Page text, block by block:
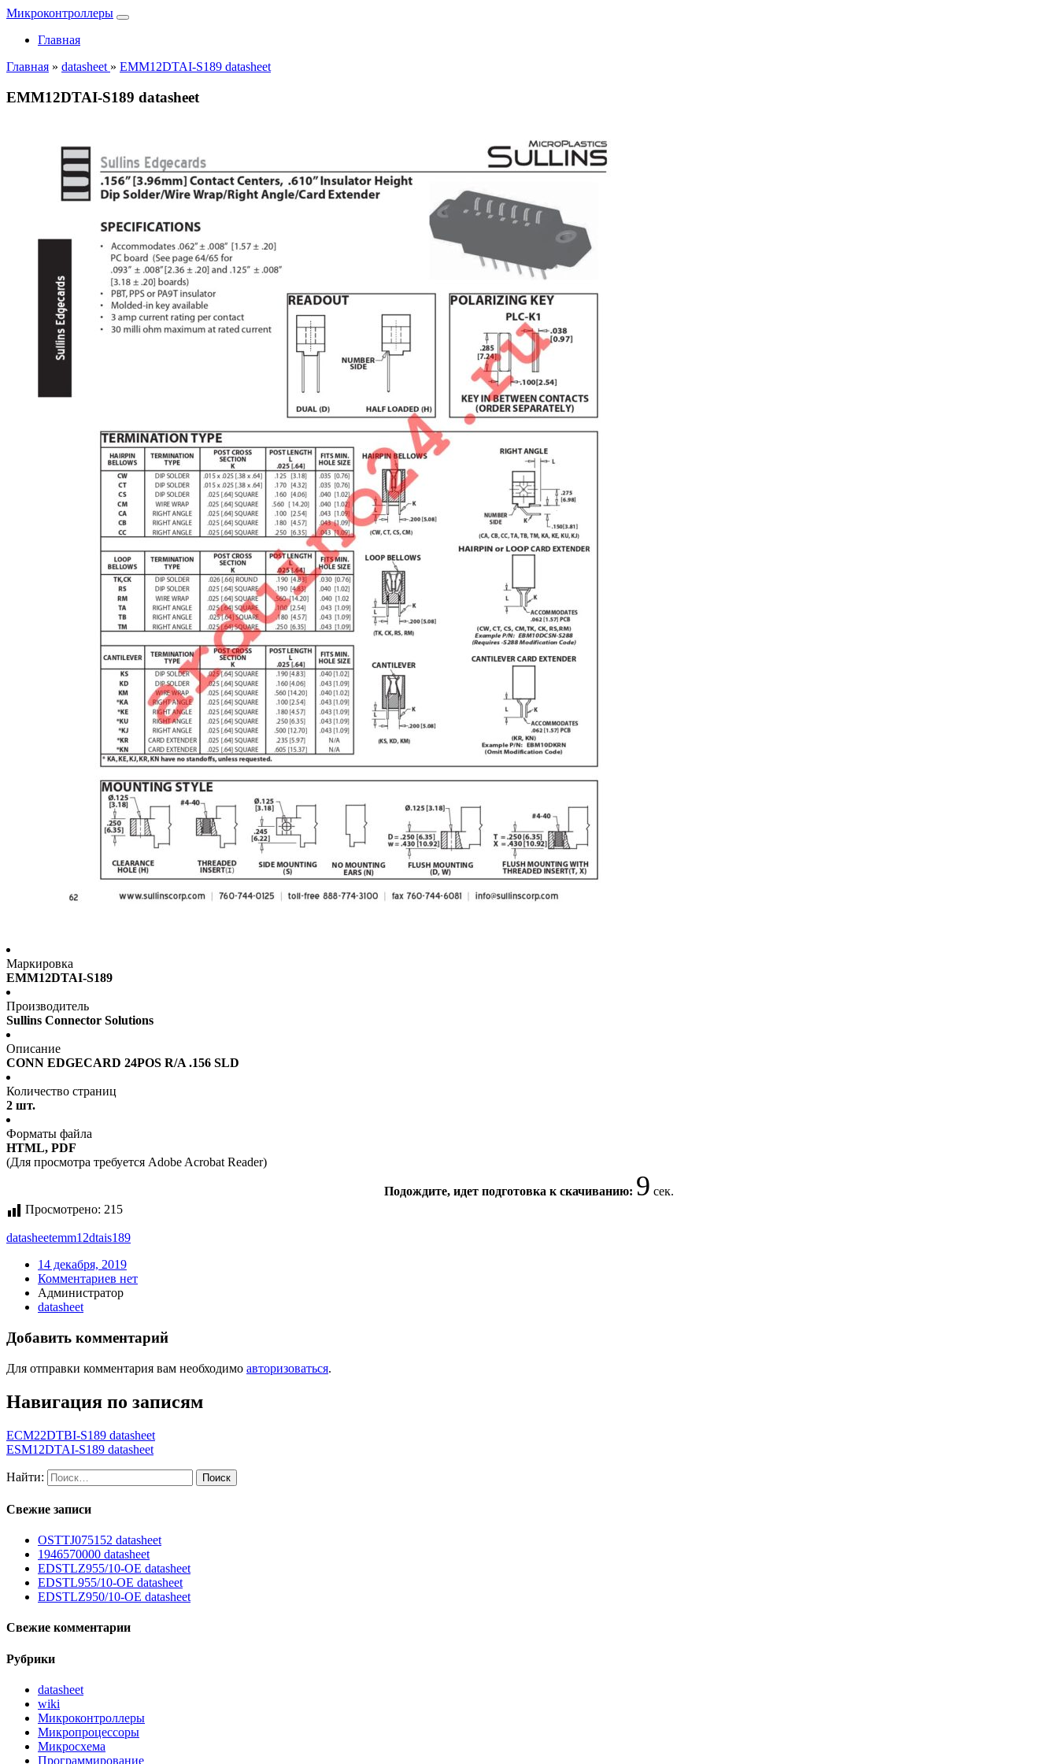
Микроконтроллеры
Главная
Главная » datasheet » EMM12DTAI-S189 datasheet
EMM12DTAI-S189 datasheet
Маркировка
EMM12DTAI-S189
Производитель
Sullins Connector Solutions
Описание
CONN EDGECARD 24POS R/A .156 SLD
Количество страниц
2 шт.
Форматы файла
HTML, PDF
(Для просмотра требуется Adobe Acrobat Reader)
Подождите, идет подготовка к скачиванию: 8 сек.
Просмотрено: 215
datasheetemm12dtais189
14 декабря, 2019
Комментариев нет
Администратор
datasheet
Добавить комментарий
Для отправки комментария вам необходимо авторизоваться.
Навигация по записям
ECM22DTBI-S189 datasheet
ESM12DTAI-S189 datasheet
Найти:
Свежие записи
OSTTJ075152 datasheet
1946570000 datasheet
EDSTLZ955/10-OE datasheet
EDSTL955/10-OE datasheet
EDSTLZ950/10-OE datasheet
Свежие комментарии
Рубрики
datasheet
wiki
Микроконтроллеры
Микропроцессоры
Микросхема
Программирование